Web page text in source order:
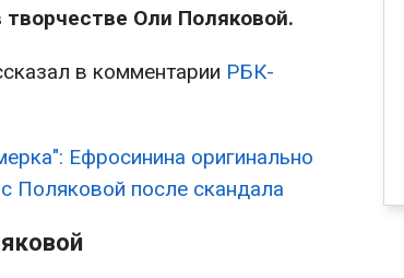
творчестве Оли Поляковой.
в комментарии РБК-
Ефросинина оригинально
Поляковой после скандала